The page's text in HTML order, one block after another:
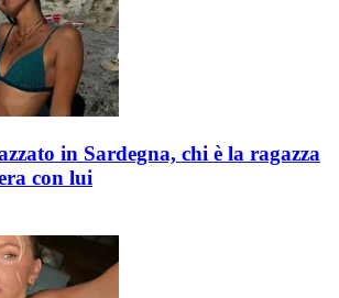
in Sardegna, chi è la ragazza
con lui